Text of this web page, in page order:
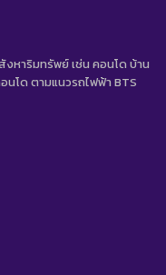
หาริมทรัพย์ เช่น คอนโด บ้าน
นโด ตามแนวรถไฟฟ้า BTS